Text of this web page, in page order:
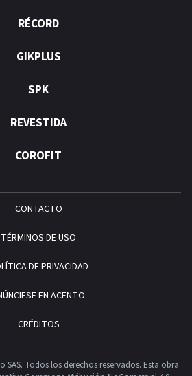
RÉCORD
GIKPLUS
SPK
REVESTIDA
COROFIT
CONTACTO
TÉRMINOS DE USO
DE PRIVACIDAD
EN ACENTO
CRÉDITOS
SAS. Todos los derechos reservados. Esta obra